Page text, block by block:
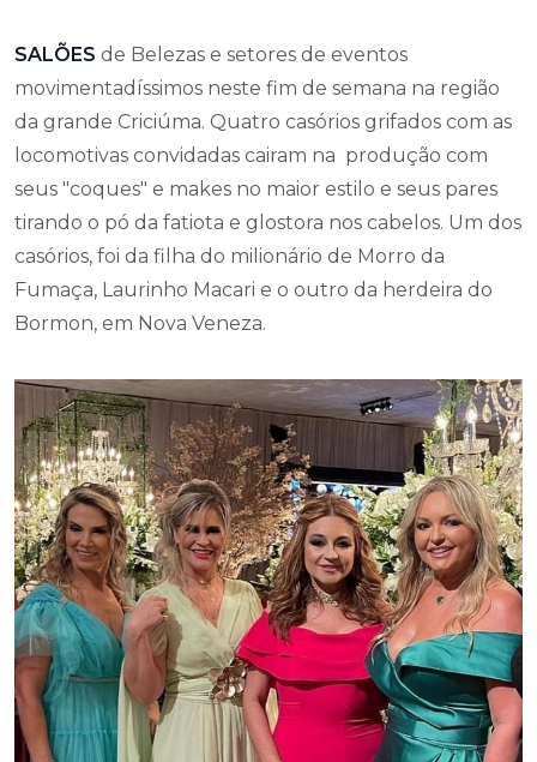
SALÕES de Belezas e setores de eventos
movimentadíssimos neste fim de semana na região
da grande Criciúma. Quatro casórios grifados com as
locomotivas convidadas cairam na produção com
seus "coques" e makes no maior estilo e seus pares
tirando o pó da fatiota e glostora nos cabelos. Um dos
casórios, foi da filha do milionário de Morro da
Fumaça, Laurinho Macari e o outro da herdeira do
Bormon, em Nova Veneza.